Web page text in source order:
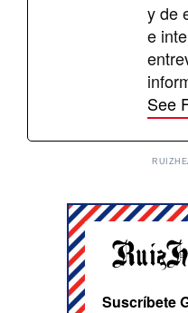
y de
e
See
Suscríbete